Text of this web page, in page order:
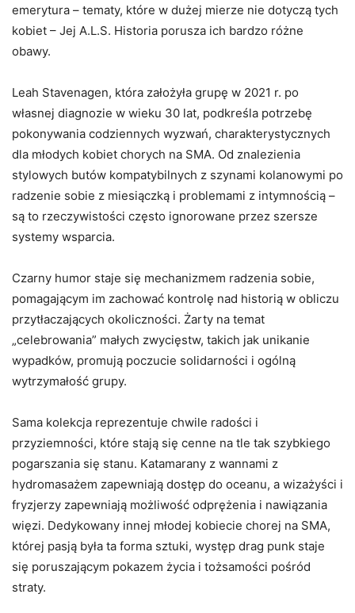
emerytura – tematy, które w dużej mierze nie dotyczą tych
kobiet – Jej A.L.S. Historia porusza ich bardzo różne
obawy.
Leah Stavenagen, która założyła grupę w 2021 r. po
własnej diagnozie w wieku 30 lat, podkreśla potrzebę
pokonywania codziennych wyzwań, charakterystycznych
dla młodych kobiet chorych na SMA. Od znalezienia
stylowych butów kompatybilnych z szynami kolanowymi po
radzenie sobie z miesiączką i problemami z intymnością –
są to rzeczywistości często ignorowane przez szersze
systemy wsparcia.
Czarny humor staje się mechanizmem radzenia sobie,
pomagającym im zachować kontrolę nad historią w obliczu
przytłaczających okoliczności. Żarty na temat
„celebrowania” małych zwycięstw, takich jak unikanie
wypadków, promują poczucie solidarności i ogólną
wytrzymałość grupy.
Sama kolekcja reprezentuje chwile radości i
przyziemności, które stają się cenne na tle tak szybkiego
pogarszania się stanu. Katamarany z wannami z
hydromasażem zapewniają dostęp do oceanu, a wizażyści i
fryzjerzy zapewniają możliwość odprężenia i nawiązania
więzi. Dedykowany innej młodej kobiecie chorej na SMA,
której pasją była ta forma sztuki, występ drag punk staje
się poruszającym pokazem życia i tożsamości pośród
straty.